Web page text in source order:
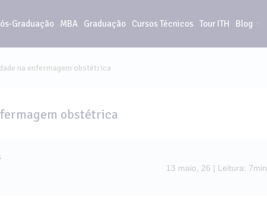
Graduação MBA Graduação Cursos Técnicos Tour ITH Blog
na enfermagem obstétrica
obstétrica
13 maio, 26 | Leitura: 7min